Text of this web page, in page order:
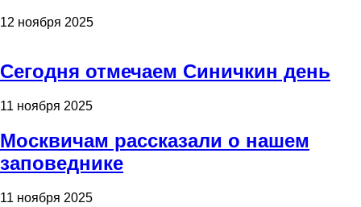
12 ноября 2025
Сегодня отмечаем Синичкин день
11 ноября 2025
Москвичам рассказали о нашем
заповеднике
11 ноября 2025